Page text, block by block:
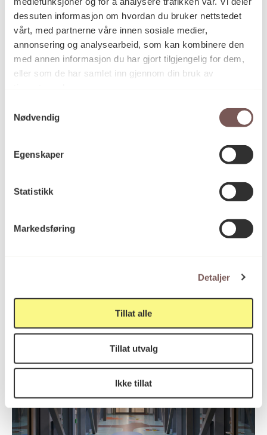
dessuten informasjon om hvordan du bruker nettstedet
vårt, med partnerne våre innen sosiale medier,
annonsering og analysearbeid, som kan kombinere den
med annen informasjon du har gjort tilgjengelig for dem,
eller som de har samlet inn gjennom din bruk av
Nødvendig
Egenskaper
Statistikk
Markedsføring
Detaljer
Tillat alle
Tillat utvalg
Ikke tillat
Brusebroene
Ida Carolyn Helland-Hansen